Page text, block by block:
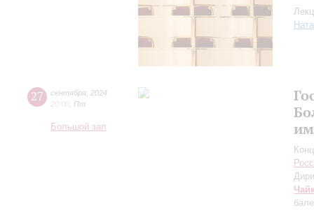
27 сентября 2024
20:00 Пт
Большой зал